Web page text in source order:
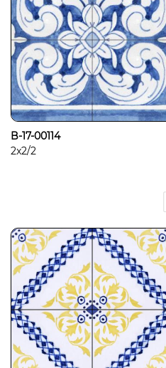
B-17-00114
2x2/2